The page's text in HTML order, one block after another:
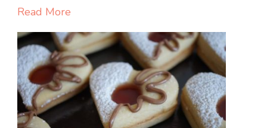
aux
chocolat
et
confiture
de
Read More